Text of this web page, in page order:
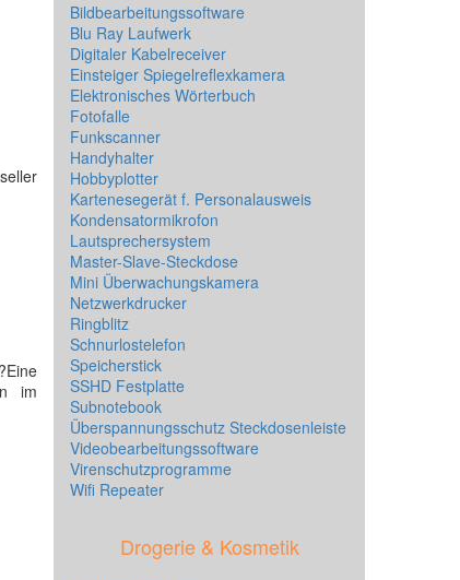
im
Bildbearbeitungssoftware
Blu Ray Laufwerk
Digitaler Kabelreceiver
Einsteiger Spiegelreflexkamera
Elektronisches Wörterbuch
Fotofalle
Funkscanner
Handyhalter
Hobbyplotter
Kartenesegerät f. Personalausweis
Kondensatormikrofon
Lautsprechersystem
Master-Slave-Steckdose
Mini Überwachungskamera
Netzwerkdrucker
Ringblitz
Schnurlostelefon
Speicherstick
SSHD Festplatte
Subnotebook
Überspannungsschutz Steckdosenleiste
Videobearbeitungssoftware
Virenschutzprogramme
Wifi Repeater
Drogerie & Kosmetik